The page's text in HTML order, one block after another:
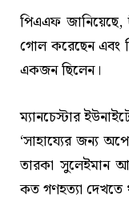
পিএএফ জানিয়েছে,
গোল করেছেন এবং
একজন ছিলেন।
ম্যানচেস্টার
‘সাহায্যের জন্য
তারকা সুলেইমান
কত গণহত্যা দেখতে